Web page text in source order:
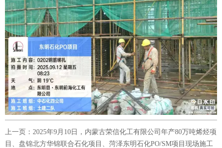
上一页： 2025年9月10日，内蒙古荣信化工有限公司年产80万吨烯烃项
目、盘锦北方华锦联合石化项目、菏泽东明石化PO/SM项目现场施工